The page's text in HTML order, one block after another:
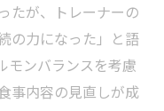
たが、トレーナーの
の力になった」と語
モンバランスを考慮
事内容の見直しが成